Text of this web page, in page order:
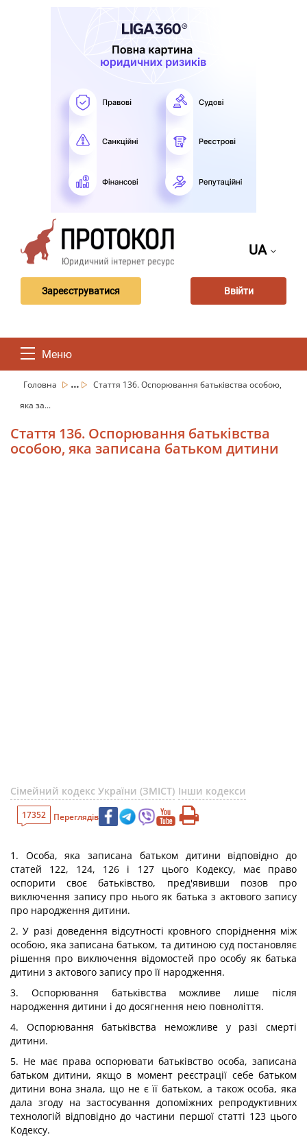
UA
Зареєструватися Ввійти
Меню
Головна ...
Стаття 136. Оспорювання батьківства особою,
яка за...
Стаття 136. Оспорювання батьківства
особою, яка записана батьком дитини
Сімейний кодекс України (ЗМІСТ) Інши кодекси
17352 Переглядів
1. Особа, яка записана батьком дитини відповідно до
статей 122, 124, 126 і 127 цього Кодексу, має право
оспорити своє батьківство, пред'явивши позов про
виключення запису про нього як батька з актового запису
про народження дитини.
2. У разі доведення відсутності кровного споріднення між
особою, яка записана батьком, та дитиною суд постановляє
рішення про виключення відомостей про особу як батька
дитини з актового запису про її народження.
3. Оспорювання батьківства можливе лише після
народження дитини і до досягнення нею повноліття.
4. Оспорювання батьківства неможливе у разі смерті
дитини.
5. Не має права оспорювати батьківство особа, записана
батьком дитини, якщо в момент реєстрації себе батьком
дитини вона знала, що не є її батьком, а також особа, яка
дала згоду на застосування допоміжних репродуктивних
технологій відповідно до частини першої статті 123 цього
Кодексу.